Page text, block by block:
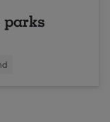
parks